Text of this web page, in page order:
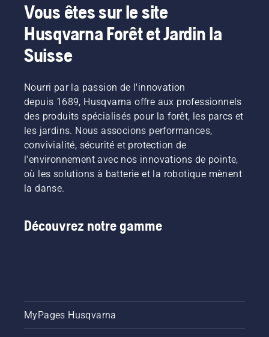
Vous êtes sur le site
Husqvarna Forêt et Jardin la
Suisse
Nourri par la passion de l'innovation
depuis 1689, Husqvarna offre aux professionnels
des produits spécialisés pour la forêt, les parcs et
les jardins. Nous associons performances,
convivialité, sécurité et protection de
l'environnement avec nos innovations de pointe,
où les solutions à batterie et la robotique mènent
la danse.
Découvrez notre gamme
MyPages Husqvarna